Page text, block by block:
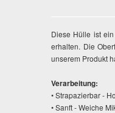
Diese Hülle ist
erhalten. Die
unserem Produkt
Verarbeitung:
• Strapazierbar -
• Sanft - Weiche